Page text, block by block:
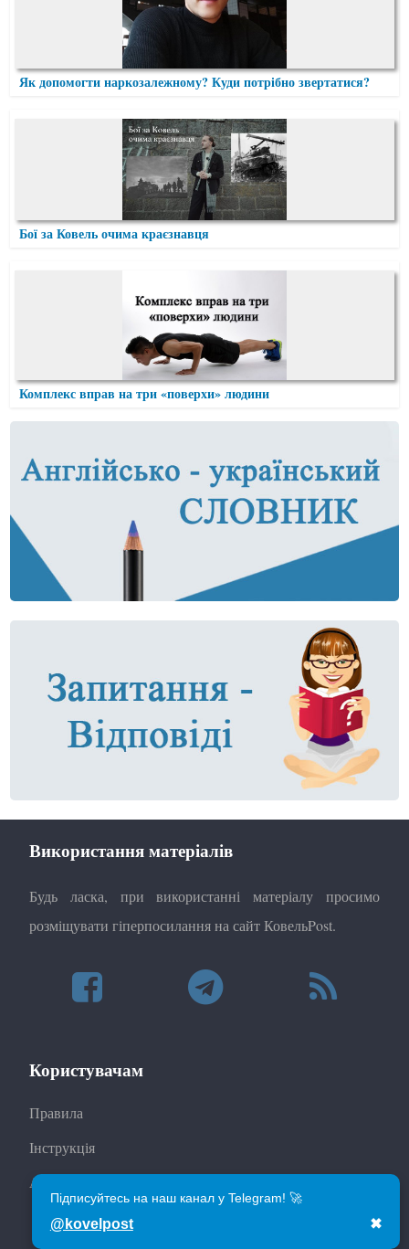
Як допомогти наркозалежному? Куди потрібно звертатися?
Бої за Ковель очима краєзнавця
Комплекс вправ на три «поверхи» людини
Використання матеріалів
Будь ласка, при використанні матеріалу просимо
розміщувати гіперпосилання на сайт КовельPost.
Користувачам
Правила
Інструкція
Автори
Підписуйтесь на наш канал у Telegram! 🚀
@kovelpost ✖